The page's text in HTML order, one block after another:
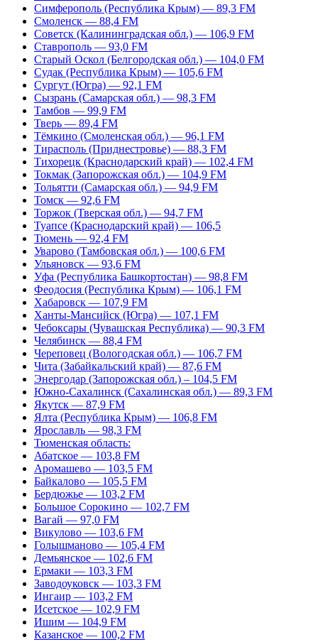
Симферополь (Республика Крым) — 89,3 FM
Смоленск — 88,4 FM
Советск (Калининградская обл.) — 106,9 FM
Ставрополь — 93,0 FM
Старый Оскол (Белгородская обл.) — 104,0 FM
Судак (Республика Крым) — 105,6 FM
Сургут (Югра) — 92,1 FM
Сызрань (Самарская обл.) — 98,3 FM
Тамбов — 99,9 FM
Тверь — 89,4 FM
Тёмкино (Смоленская обл.) — 96,1 FM
Тирасполь (Приднестровье) — 88,3 FM
Тихорецк (Краснодарский край) — 102,4 FM
Токмак (Запорожская обл.) — 104,9 FM
Тольятти (Самарская обл.) — 94,9 FM
Томск — 92,6 FM
Торжок (Тверская обл.) — 94,7 FM
Туапсе (Краснодарский край) — 106,5
Тюмень — 92,4 FM
Уварово (Тамбовская обл.) — 100,6 FM
Ульяновск — 93,6 FM
Уфа (Республика Башкортостан) — 98,8 FM
Феодосия (Республика Крым) — 106,1 FM
Хабаровск — 107,9 FM
Ханты-Мансийск (Югра) — 107,1 FM
Чебоксары (Чувашская Республика) — 90,3 FM
Челябинск — 88,4 FM
Череповец (Вологодская обл.) — 106,7 FM
Чита (Забайкальский край) — 87,6 FM
Энергодар (Запорожская обл.) – 104,5 FM
Южно-Сахалинск (Сахалинская обл.) — 89,3 FM
Якутск — 87,9 FM
Ялта (Республика Крым) — 106,8 FM
Ярославль — 98,3 FM
Тюменская область:
Абатское — 103,8 FM
Аромашево — 103,5 FM
Байкалово — 105,5 FM
Бердюжье — 103,2 FM
Большое Сорокино — 102,7 FM
Вагай — 97,0 FM
Викулово — 103,6 FM
Голышманово — 105,4 FM
Демьянское — 102,6 FM
Ермаки — 103,3 FM
Заводоуковск — 103,3 FM
Ингаир — 103,2 FM
Исетское — 102,9 FM
Ишим — 104,9 FM
Казанское — 100,2 FM